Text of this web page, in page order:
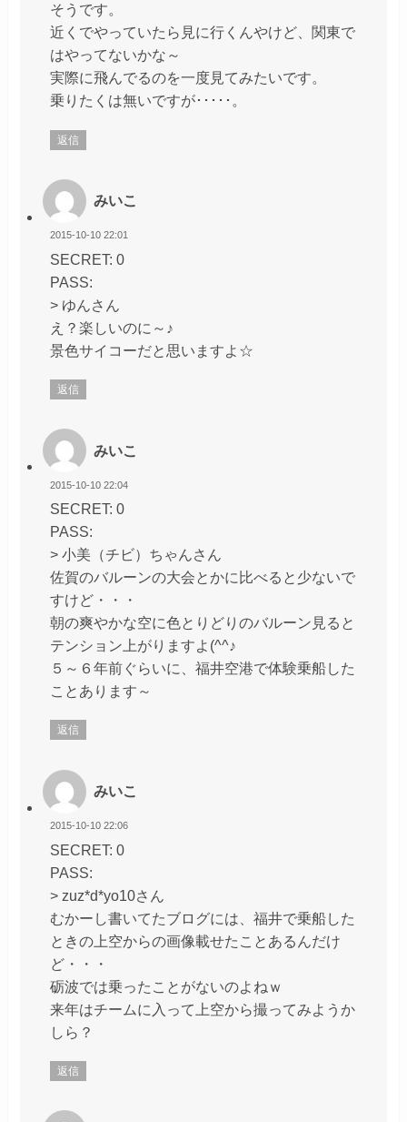
そうです。
近くでやっていたら見に行くんやけど、関東で
はやってないかな～
実際に飛んでるのを一度見てみたいです。
乗りたくは無いですが･････。
返信
みいこ
2015-10-10 22:01
SECRET: 0
PASS:
> ゆんさん
え？楽しいのに～♪
景色サイコーだと思いますよ☆
返信
みいこ
2015-10-10 22:04
SECRET: 0
PASS:
> 小美（チビ）ちゃんさん
佐賀のバルーンの大会とかに比べると少ないで
すけど・・・
朝の爽やかな空に色とりどりのバルーン見ると
テンション上がりますよ(^^♪
５～６年前ぐらいに、福井空港で体験乗船した
ことあります～
返信
みいこ
2015-10-10 22:06
SECRET: 0
PASS:
> zuz*d*yo10さん
むかーし書いてたブログには、福井で乗船した
ときの上空からの画像載せたことあるんだけ
ど・・・
砺波では乗ったことがないのよねｗ
来年はチームに入って上空から撮ってみようか
しら？
返信